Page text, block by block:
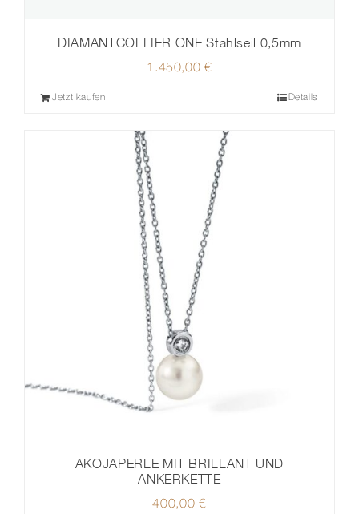
DIAMANTCOLLIER ONE Stahlseil 0,5mm
1.450,00€
Jetzt kaufen Details
AKOJAPERLE MIT BRILLANT UND
ANKERKETTE
400,00 €